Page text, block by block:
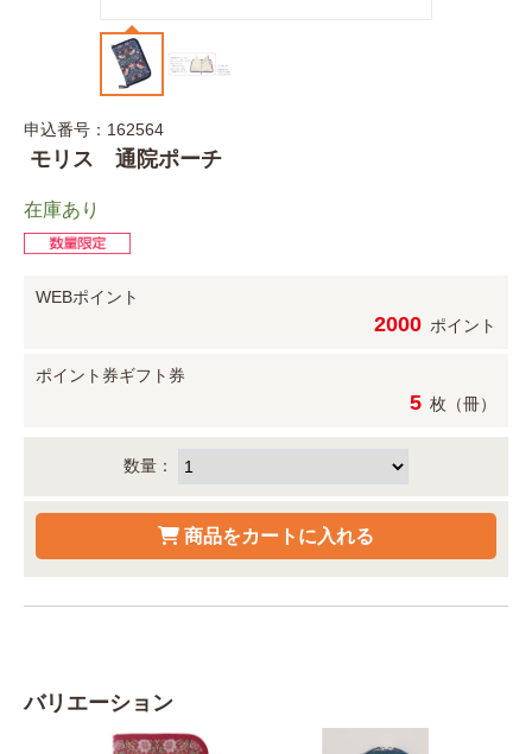
申込番号：162564
モリス 通院ポーチ
在庫あり
WEBポイント
2000 ポイント
ポイント券ギフト券
5 枚（冊）
数量：
バリエーション